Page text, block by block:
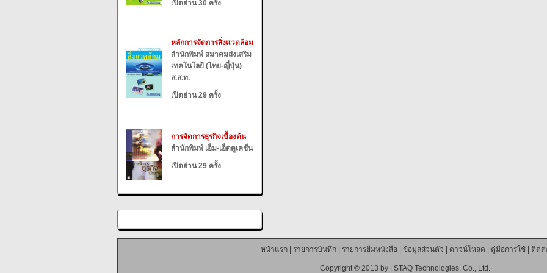
เปิดอ่าน 30 ครั้ง
หลักการจัดการสิ่งแวดล้อม
สำนักพิมพ์ สมาคมส่งเสริม
เทคโนโลยี (ไทย-ญี่ปุ่น)
ส.ส.ท.
เปิดอ่าน 29 ครั้ง
การจัดการธุรกิจเบื้องต้น
สำนักพิมพ์ เอ็ม-เอ็ดดูเคชั่น
เปิดอ่าน 29 ครั้ง
หน้าแรก| รายการบันทึก| รายการยืมหนังสือ ข้อมูลส่วนตัว ดาวน์โหลด คู่มือการใช้| ติดต่
Copyright © 2013 by | STAQ Technologies. Co., Ltd.